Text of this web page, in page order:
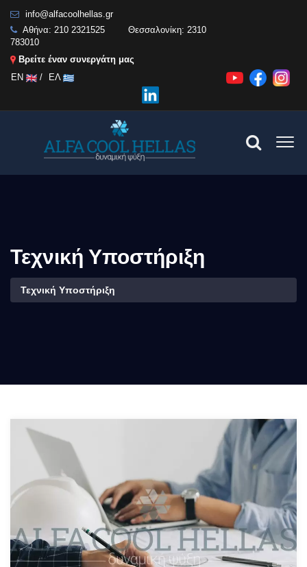
info@alfacoolhellas.gr
Αθήνα: 210 2321525 Θεσσαλονίκη: 2310
783010
Βρείτε έναν συνεργάτη μας
EN
/ ΕΛ
Τεχνική Υποστήριξη
Τεχνική Υποστήριξη